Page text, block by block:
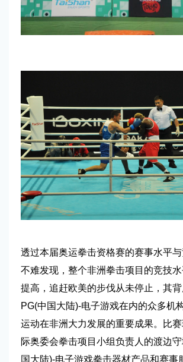
透过本届奥运拳击资格赛的赛事水平
不难发现，整个非洲拳击项目的竞技
提高，追赶欧美的步伐从未停止，其
PG(中国大陆)-电子游戏在内的众多机
运动在非洲大力发展的重要成果。比
际奥委会拳击项目小组负责人的渡边
国大陆)-电子游戏拳击器材产品和赛事